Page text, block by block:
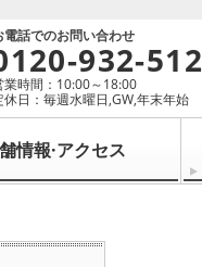
電話でのお問い合わせ
932-512
業時間：10:00～18:00
休日：毎週水曜日,GW,年末年始
情報·アクセス